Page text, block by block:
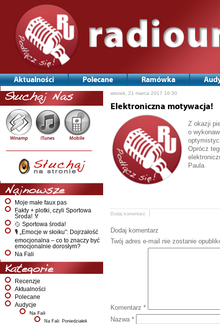
Aktualności Polecane Ramówka
Słuchaj Nas
Najnowsze
Moje małe faux pas
Fakty + plotki, czyli Sportowa
Środa! 🏅
🥎 Sportowa środa!
🎙️ „Emocje w słoiku”: Dojrzałość
emocjonalna – co to znaczy być
emocjonalnie dorosłym?
Na Fali
Kategorie
Recenzje
Aktualności
Polecane
Audycje
Na Fali
Na Fali: Poniedziałek
wtorek, 21 marca 2017 16:30
Elektroniczna motywacja!
Z okazji
o
Oprócz
Paula
Dodaj komentarz
Dodaj komentarz
Twój adres e-mail nie zostanie
Komentarz *
Nazwa *